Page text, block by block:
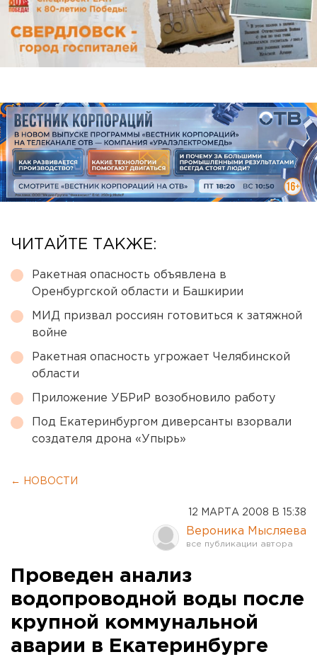
ЧИТАЙТЕ ТАКЖЕ:
Ракетная опасность объявлена в
Оренбургской области и Башкирии
МИД призвал россиян готовиться к затяжной
войне
Ракетная опасность угрожает Челябинской
области
Приложение УБРиР возобновило работу
Под Екатеринбургом диверсанты взорвали
создателя дрона «Упырь»
← НОВОСТИ
12 МАРТА 2008 В 15:38
Вероника Мысляева
Проведен анализ
водопроводной воды после
крупной коммунальной
аварии в Екатеринбурге